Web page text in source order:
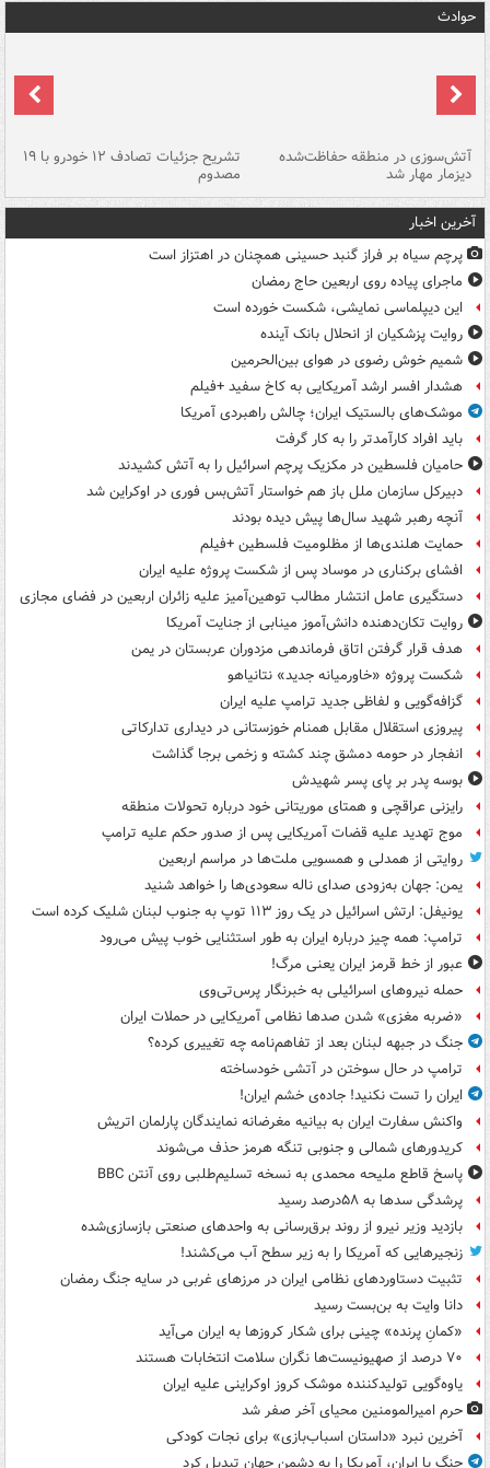
حوادث
آتش‌سوزی در منطقه حفاظت‌شده
دیزمار مهار شد
تشریح جزئیات تصادف ۱۲ خودرو با ۱۹
مصدوم
آخرین اخبار
پرچم سیاه بر فراز گنبد حسینی همچنان در اهتزاز است
ماجرای پیاده روی اربعین حاج رمضان
این دیپلماسی نمایشی، شکست خورده است
روایت پزشکیان از انحلال بانک آینده
شمیم خوش رضوی در هوای بین‌الحرمین
هشدار افسر ارشد آمریکایی به کاخ سفید +فیلم
موشک‌های بالستیک ایران؛ چالش راهبردی آمریکا
باید افراد کارآمدتر را به کار گرفت
حامیان فلسطین در مکزیک پرچم اسرائیل را به آتش کشیدند
دبیرکل سازمان ملل باز هم خواستار آتش‌بس فوری در اوکراین شد
آنچه رهبر شهید سال‌ها پیش دیده بودند
حمایت هلندی‌ها از مظلومیت فلسطین +فیلم
افشای برکناری در موساد پس از شکست پروژه علیه ایران
دستگیری عامل انتشار مطالب توهین‌آمیز علیه زائران اربعین در فضای مجازی
روایت تکان‌دهنده دانش‌آموز مینابی از جنایت آمریکا
هدف قرار گرفتن اتاق‌ فرماندهی مزدوران عربستان در یمن
شکست پروژه «خاورمیانه جدید» نتانیاهو
گزافه‌گویی و لفاظی جدید ترامپ علیه ایران
پیروزی استقلال مقابل همنام خوزستانی در دیداری تدارکاتی
انفجار در حومه دمشق چند کشته و زخمی برجا گذاشت
بوسه‌ پدر بر پای پسر شهیدش
رایزنی عراقچی و همتای موریتانی خود درباره تحولات منطقه
موج تهدید علیه قضات آمریکایی پس از صدور حکم علیه ترامپ
روایتی از همدلی و همسویی ملت‌ها در مراسم اربعین
یمن: جهان به‌زودی صدای ناله سعودی‌ها را خواهد شنید
یونیفل: ارتش اسرائیل در یک روز ۱۱۳ توپ به جنوب لبنان شلیک کرده است
ترامپ: همه چیز درباره ایران به طور استثنایی خوب پیش می‌رود
عبور از خط قرمز ایران یعنی مرگ!
حمله نیروهای اسرائیلی به خبرنگار پرس‌تی‌وی
«ضربه مغزی» شدن صدها نظامی آمریکایی در حملات ایران
جنگ در جبهه لبنان بعد از تفاهم‌نامه چه تغییری کرده؟
ترامپ در حال سوختن در آتشی خودساخته
ایران را تست نکنید! جاده‌ی خشم ایران!
واکنش سفارت ایران به بیانیه مغرضانه نمایندگان پارلمان اتریش
کریدورهای شمالی و جنوبی تنگه هرمز حذف می‌شوند
پاسخ قاطع ملیحه محمدی به نسخه تسلیم‌طلبی روی آنتن BBC
پرشدگی سدها به ۵۸درصد رسید
بازدید وزیر نیرو از روند برق‌رسانی به واحدهای صنعتی بازسازی‌شده
زنجیرهایی که آمریکا را به زیر سطح آب می‌کشند!
تثبیت دستاوردهای نظامی ایران در مرزهای غربی در سایه جنگ رمضان
دانا وایت به بن‌بست رسید
«کمانِ پرنده» چینی برای شکار کروزها به ایران می‌آید
۷۰ درصد از صهیونیست‌ها نگران سلامت انتخابات هستند
یاوه‌گویی تولیدکننده موشک کروز اوکراینی علیه ایران
حرم امیرالمومنین محیای آخر صفر شد
آخرین نبرد «داستان اسباب‌بازی» برای نجات کودکی
جنگ با ایران، آمریکا را به دشمن جهان تبدیل کرد